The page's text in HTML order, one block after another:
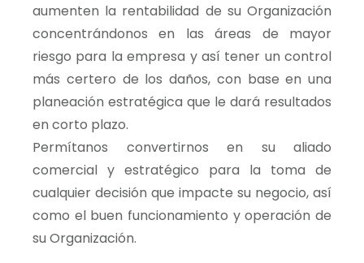
aumenten la rentabilidad de su Organización
concentrándonos en las áreas de mayor
riesgo para la empresa y así tener un control
más certero de los daños, con base en una
planeación estratégica que le dará resultados
en corto plazo.
Permítanos convertirnos en su aliado
comercial y estratégico para la toma de
cualquier decisión que impacte su negocio, así
como el buen funcionamiento y operación de
su Organización.